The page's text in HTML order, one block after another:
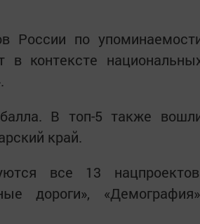
России по
в контексте
В топ-5 также
край.
все 13
дороги»,